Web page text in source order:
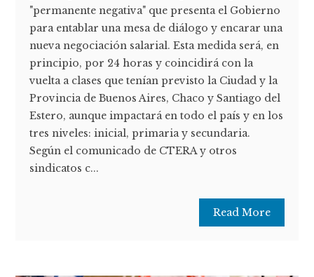
"permanente negativa" que presenta el Gobierno
para entablar una mesa de diálogo y encarar una
nueva negociación salarial. Esta medida será, en
principio, por 24 horas y coincidirá con la
vuelta a clases que tenían previsto la Ciudad y la
Provincia de Buenos Aires, Chaco y Santiago del
Estero, aunque impactará en todo el país y en los
tres niveles: inicial, primaria y secundaria.
Según el comunicado de CTERA y otros
sindicatos c...
Read More